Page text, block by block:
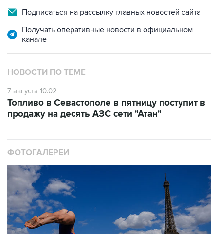
Подписаться на рассылку главных новостей сайта
Получать оперативные новости в официальном
канале
НОВОСТИ ПО ТЕМЕ
7 августа 10:02
Топливо в Севастополе в пятницу поступит в
продажу на десять АЗС сети "Атан"
ФОТОГАЛЕРЕИ